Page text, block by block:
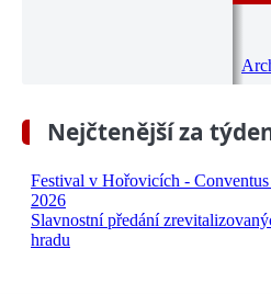
Nejčtenější za
Festival v Hořovicích -
2026
Slavnostní předání
hradu